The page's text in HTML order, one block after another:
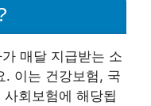
매달 지급받는 소
. 이는 건강보험, 국
회보험에 해당됩